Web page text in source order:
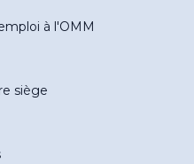
à l'OMM
siège